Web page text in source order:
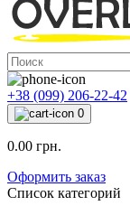
+38 (099) 206-22-42
0
0.00 грн.
Оформить заказ
Список категорий